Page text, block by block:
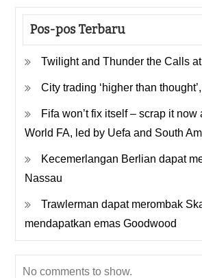
Pos-pos Terbaru
Twilight and Thunder the Calls
City trading ‘higher than
Fifa won’t fix itself – scrap it now
World FA, led by Uefa and South
Kecemerlangan Berlian dapat
Nassau
Trawlerman dapat merombak
mendapatkan emas Goodwood
No comments to show.